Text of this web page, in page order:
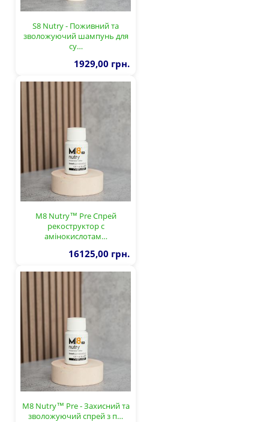
S8 Nutry - Поживний та
зволожуючий шампунь для
су…
1929,00 грн.
M8 Nutry™ Pre Спрей
рекоструктор с
амінокислотам…
16125,00 грн.
M8 Nutry™ Pre - Захисний та
зволожуючий спрей з п…